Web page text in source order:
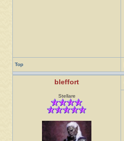
Top
bleffort
Stellare